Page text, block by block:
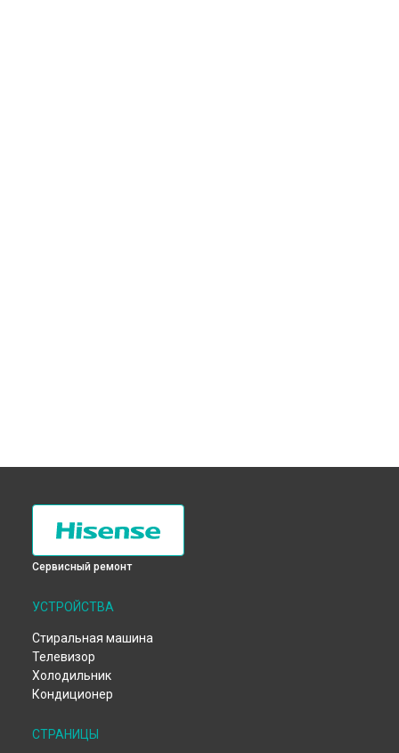
Сервисный ремонт
УСТРОЙСТВА
Стиральная машина
Телевизор
Холодильник
Кондиционер
СТРАНИЦЫ